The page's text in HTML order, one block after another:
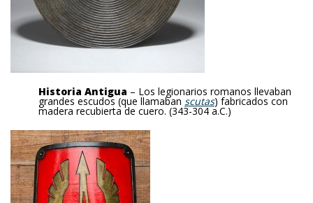
Historia Antigua – Los legionarios romanos llevaban
grandes escudos (que llamaban scutas) fabricados con
madera recubierta de cuero. (343-304 a.C.)